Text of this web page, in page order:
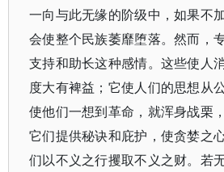
一向与此无缘的阶级中，如果不
会使整个民族萎靡堕落。然而，
支持和助长这种感情。这些使人
度大有裨益；它使人们的思想从
使他们一想到革命，就浑身战栗
它们提供秘诀和庇护，使贪婪之
们以不义之行攫取不义之财。若